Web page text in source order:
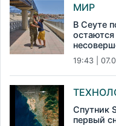
МИР
В Сеуте
19:43 |
Спутник
первый